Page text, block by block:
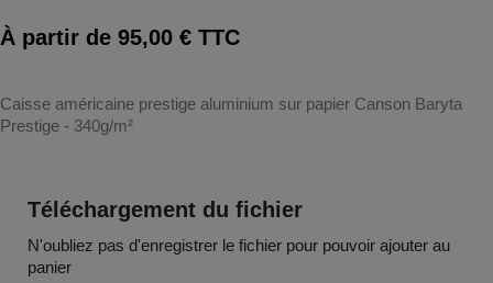
À partir de 95,00 € TTC
Caisse américaine prestige aluminium sur papier Canson Baryta
Prestige - 340g/m²
Téléchargement du fichier
N'oubliez pas d'enregistrer le fichier pour pouvoir ajouter au
panier